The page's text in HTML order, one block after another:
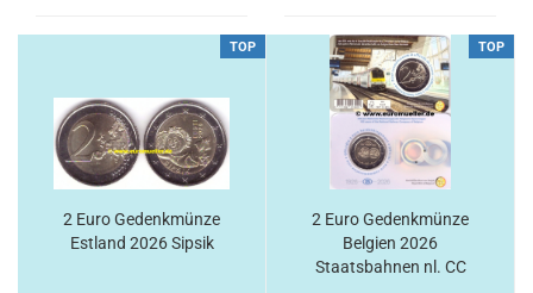
TOP
2 Euro Gedenkmünze
Estland 2026 Sipsik
TOP
2 Euro Gedenkmünze
Belgien 2026
Staatsbahnen nl. CC